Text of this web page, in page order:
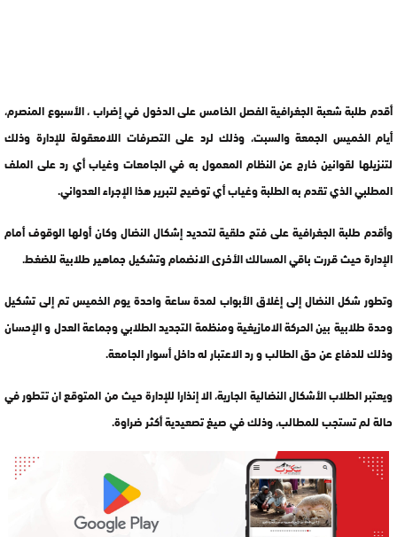
أقدم طلبة شعبة الجغرافية الفصل الخامس على الدخول في إضراب ، الأسبوع المنصرم،
أيام الخميس الجمعة والسبت، وذلك لرد على التصرفات اللامعقولة للإدارة وذلك
لتنزيلها لقوانين خارج عن النظام المعمول به في الجامعات وغياب أي رد على الملف
المطلبي الذي تقدم به الطلبة وغياب أي توضيح لتبرير هذا الإجراء العدواني.
وأقدم طلبة الجغرافية على فتح حلقية لتحديد إشكال النضال وكان أولها الوقوف أمام
الإدارة حيث قررت باقي المسالك الأخرى الانضمام وتشكيل جماهير طلابية للضغط.
وتطور شكل النضال إلى إغلاق الأبواب لمدة ساعة واحدة يوم الخميس تم إلى تشكيل
وحدة طلابية بين الحركة الامازيغية ومنظمة التجديد الطلابي وجماعة العدل و الإحسان
وذلك للدفاع عن حق الطالب و رد الاعتبار له داخل أسوار الجامعة.
ويعتبر الطلاب الأشكال النضالية الجارية، الا إنذارا للإدارة حيث من المتوقع ان تتطور في
حالة لم تستجب للمطالب، وذلك في صيغ تصعيدية أكثر ضراوة.